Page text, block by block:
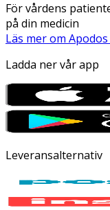
För vårdens
på din medicin
Läs mer om
Ladda ner vår app
Leveransalternativ